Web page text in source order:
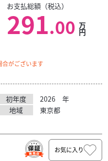
お支払総額（税込）
291.00 万
円
がございます
初年度 2026
年
地域
東京都
お気に入り